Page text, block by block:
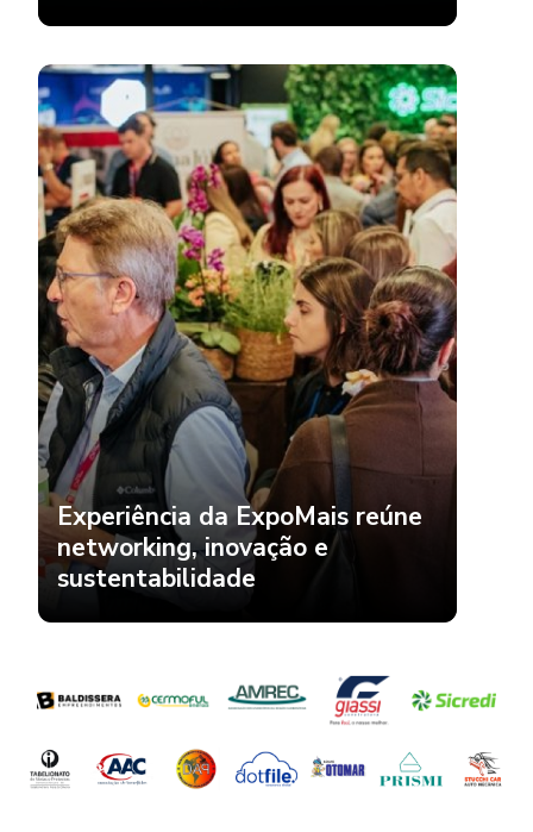
Experiência da ExpoMais reúne
networking, inovação e
sustentabilidade